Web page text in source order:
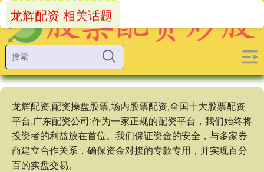
龙辉配资,配资操盘股票,场内股票配资,全国十大股票配资
平台,广东配资公司:作为一家正规的配资平台，我们始终将
投资者的利益放在首位。我们保证资金的安全，与多家券
商建立合作关系，确保资金对接的专款专用，并实现百分
百的实盘交易。
龙辉配资 相关话题